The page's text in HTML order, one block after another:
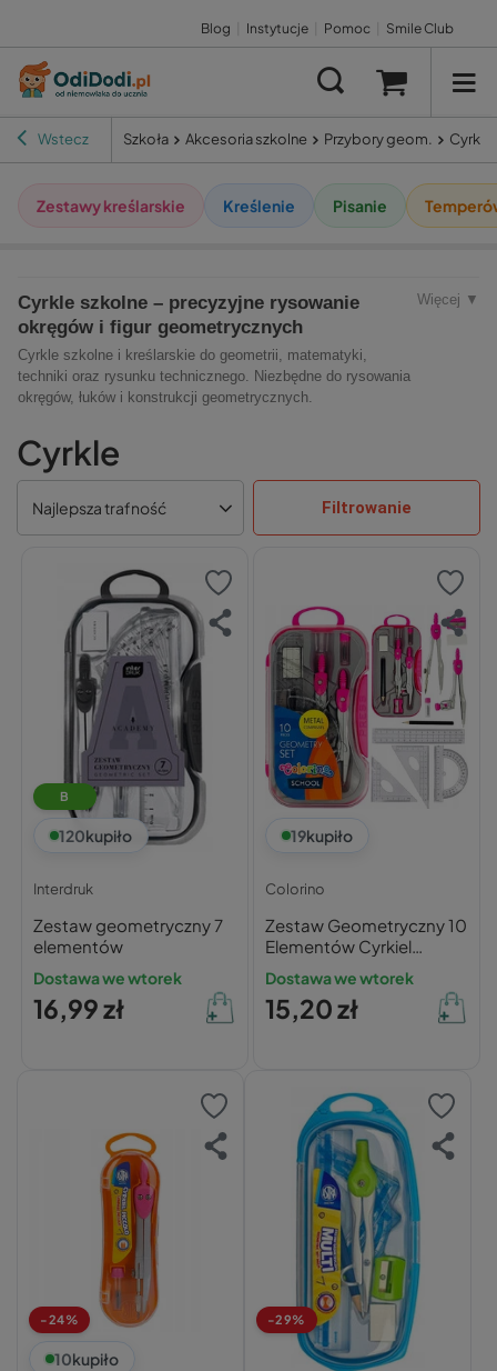
Blog Instytucje Pomoc Smile Club
Wstecz Szkoła Akcesoria szkolne Przybory geom. Cyrkle
Zestawy kreślarskie Kreślenie Pisanie
Cyrkle szkolne – precyzyjne rysowanie
okręgów i figur geometrycznych
Cyrkle szkolne i kreślarskie do geometrii, matematyki,
techniki oraz rysunku technicznego. Niezbędne do rysowania
okręgów, łuków i konstrukcji geometrycznych.
Więcej ▼
Cyrkle
Najlepsza trafność Filtrowanie
B
120kupiło
Interdruk
Zestaw geometryczny 7
elementów
Dostawa we wtorek
16,99 zł
19kupiło
Colorino
Zestaw Geometryczny 10
Elementów Cyrkiel
Ołówek Linijki Ekierka
RÓŻOWY
Dostawa we wtorek
15,20 zł
-24%
10kupiło
-29%